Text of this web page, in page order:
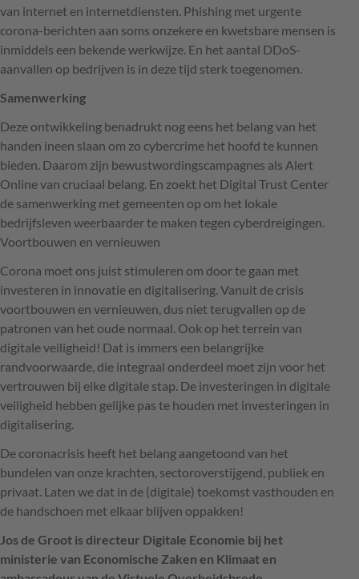
van internet en internetdiensten. Phishing met urgente
corona-berichten aan soms onzekere en kwetsbare mensen is
inmiddels een bekende werkwijze. En het aantal DDoS-
aanvallen op bedrijven is in deze tijd sterk toegenomen.
Samenwerking
Deze ontwikkeling benadrukt nog eens het belang van het
handen ineen slaan om zo cybercrime het hoofd te kunnen
bieden. Daarom zijn bewustwordingscampagnes als Alert
Online van cruciaal belang. En zoekt het Digital Trust Center
de samenwerking met gemeenten op om het lokale
bedrijfsleven weerbaarder te maken tegen cyberdreigingen.
Voortbouwen en vernieuwen
Corona moet ons juist stimuleren om door te gaan met
investeren in innovatie en digitalisering. Vanuit de crisis
voortbouwen en vernieuwen, dus niet terugvallen op de
patronen van het oude normaal. Ook op het terrein van
digitale veiligheid! Dat is immers een belangrijke
randvoorwaarde, die integraal onderdeel moet zijn voor het
vertrouwen bij elke digitale stap. De investeringen in digitale
veiligheid hebben gelijke pas te houden met investeringen in
digitalisering.
De coronacrisis heeft het belang aangetoond van het
bundelen van onze krachten, sectoroverstijgend, publiek en
privaat. Laten we dat in de (digitale) toekomst vasthouden en
de handschoen met elkaar blijven oppakken!
Jos de Groot is directeur Digitale Economie bij het
ministerie van Economische Zaken en Klimaat en